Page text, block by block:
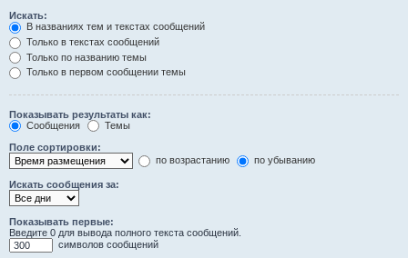
Искать:
В названиях тем и текстах сообщений
Только в текстах сообщений
Только по названию темы
Только в первом сообщении темы
Показывать результаты как:
Сообщения
Темы
Поле сортировки:
по возрастанию
по убыванию
Искать сообщения за:
Показывать первые:
Введите 0 для вывода полного текста сообщений.
символов сообщений